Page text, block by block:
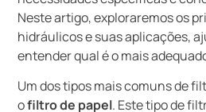
Neste artigo, exploraremos os
hidráulicos e suas aplicações,
entender qual é o mais
Um dos tipos mais comuns de
ofiltro de papel. Este tipo de